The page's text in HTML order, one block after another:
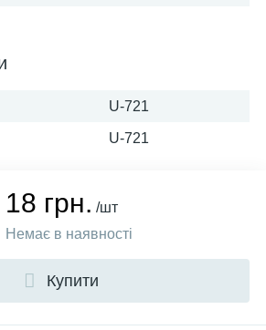
U-721
U-721
18 грн. /шт
Немає в наявності
Купити